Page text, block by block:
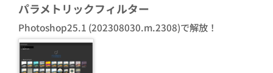
パラメトリックフィルター
Photoshop25.1 (202308030.m.2308)で解放！